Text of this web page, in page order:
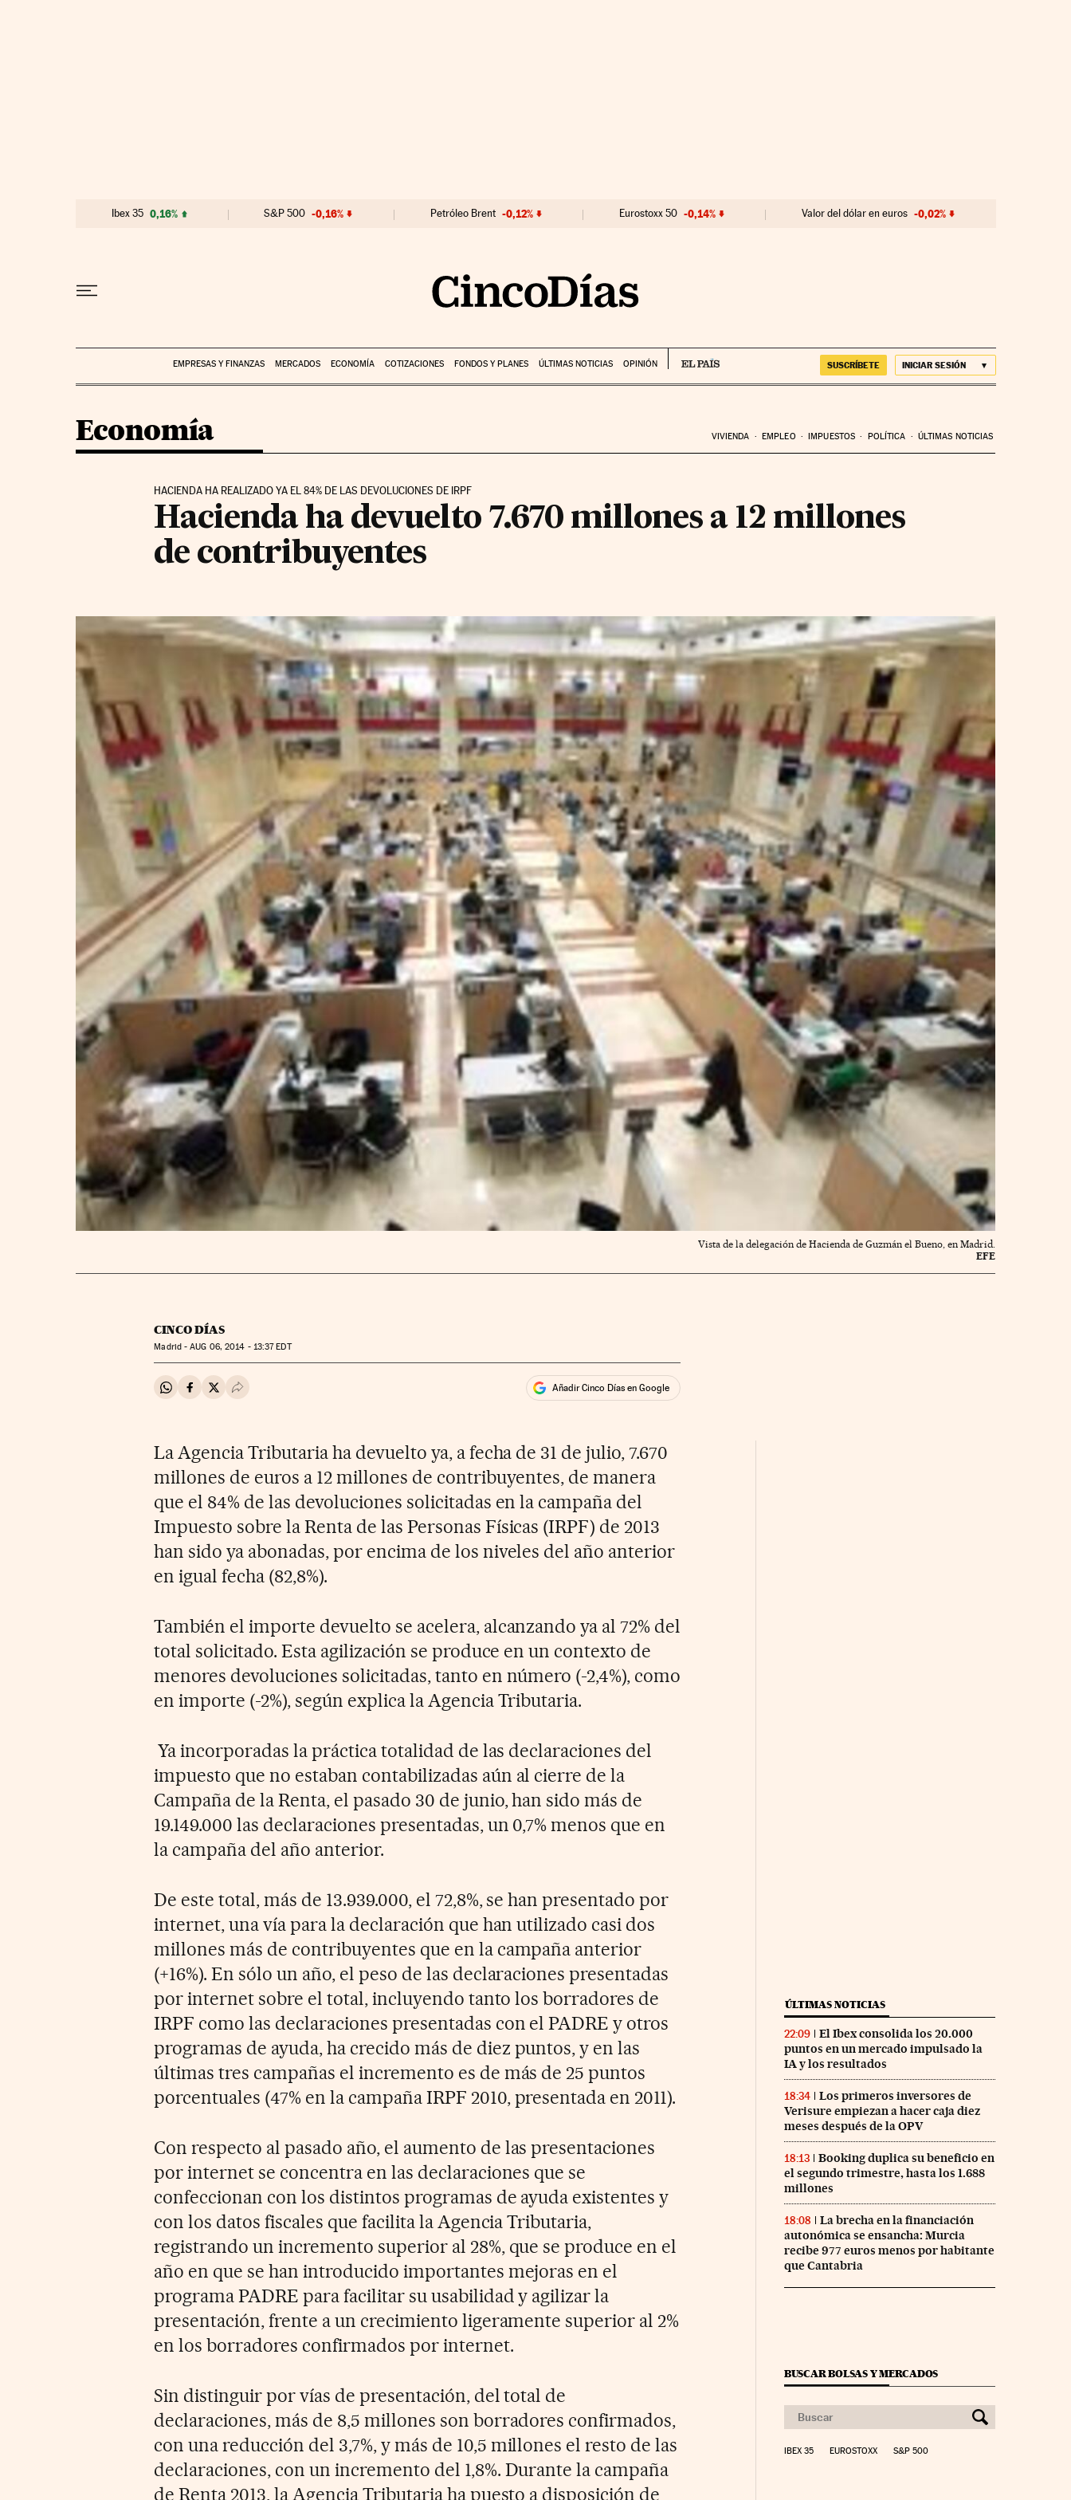
Ibex 35 0,16% S&P 500 -0,16% Petróleo Brent -0,12% Eurostoxx 50 -0,14% Valor del dólar en euros -0,02%
EMPRESAS Y FINANZAS MERCADOS ECONOMÍA COTIZACIONES FONDOS Y PLANES ÚLTIMAS NOTICIAS OPINIÓN SUSCRÍBETE INICIAR SESIÓN
Economía VIVIENDA EMPLEO IMPUESTOS POLÍTICA ÚLTIMAS NOTICIAS
HACIENDA HA REALIZADO YA EL 84% DE LAS DEVOLUCIONES DE IRPF
Hacienda ha devuelto 7.670 millones a 12 millones
de contribuyentes
Vista de la delegación de Hacienda de Guzmán el Bueno, en Madrid.
EFE
CINCO DÍAS
Madrid -AUG 06, 2014 - 13:37EDT
Compartir en Whatsapp
Compartir en Facebook
Compartir en Twitter
Desplegar Redes Sociales Añadir Cinco Días en Google
La Agencia Tributaria ha devuelto ya, a fecha de 31 de julio, 7.670
millones de euros a 12 millones de contribuyentes, de manera
que el 84% de las devoluciones solicitadas en la campaña del
Impuesto sobre la Renta de las Personas Físicas (IRPF) de 2013
han sido ya abonadas, por encima de los niveles del año anterior
en igual fecha (82,8%).
También el importe devuelto se acelera, alcanzando ya al 72% del
total solicitado. Esta agilización se produce en un contexto de
menores devoluciones solicitadas, tanto en número (-2,4%), como
en importe (-2%), según explica la Agencia Tributaria.
Ya incorporadas la práctica totalidad de las declaraciones del
impuesto que no estaban contabilizadas aún al cierre de la
Campaña de la Renta, el pasado 30 de junio, han sido más de
19.149.000 las declaraciones presentadas, un 0,7% menos que en
la campaña del año anterior.
De este total, más de 13.939.000, el 72,8%, se han presentado por
internet, una vía para la declaración que han utilizado casi dos
millones más de contribuyentes que en la campaña anterior
(+16%). En sólo un año, el peso de las declaraciones presentadas
por internet sobre el total, incluyendo tanto los borradores de
IRPF como las declaraciones presentadas con el PADRE y otros
programas de ayuda, ha crecido más de diez puntos, y en las
últimas tres campañas el incremento es de más de 25 puntos
porcentuales (47% en la campaña IRPF 2010, presentada en 2011).
Con respecto al pasado año, el aumento de las presentaciones
por internet se concentra en las declaraciones que se
confeccionan con los distintos programas de ayuda existentes y
con los datos fiscales que facilita la Agencia Tributaria,
registrando un incremento superior al 28%, que se produce en el
año en que se han introducido importantes mejoras en el
programa PADRE para facilitar su usabilidad y agilizar la
presentación, frente a un crecimiento ligeramente superior al 2%
en los borradores confirmados por internet.
Sin distinguir por vías de presentación, del total de
declaraciones, más de 8,5 millones son borradores confirmados,
con una reducción del 3,7%, y más de 10,5 millones el resto de las
declaraciones, con un incremento del 1,8%. Durante la campaña
de Renta 2013, la Agencia Tributaria ha puesto a disposición de
ÚLTIMAS NOTICIAS
22:09
El Ibex consolida los 20.000
puntos en un mercado impulsado la
IA y los resultados
18:34
Los primeros inversores de
Verisure empiezan a hacer caja diez
meses después de la OPV
18:13
Booking duplica su beneficio en
el segundo trimestre, hasta los 1.688
millones
18:08
La brecha en la financiación
autonómica se ensancha: Murcia
recibe 977 euros menos por habitante
que Cantabria
BUSCAR BOLSAS Y MERCADOS
IBEX 35 EUROSTOXX S&P 500